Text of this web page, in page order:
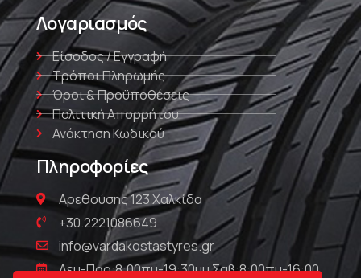
Λογαριασμός
Είσοδος / Εγγραφή
Τρόποι Πληρωμής
Όροι & Προϋποθέσεις
Πολιτική Απορρήτου
Ανάκτηση Κωδικού
Πληροφορίες
Αρεθούσης 123 Χαλκίδα
+30.2221086649
info@vardakostastyres.gr
Δευ-Παρ:8:00πμ-19:30μμ Σαβ:8:00πμ-16:00